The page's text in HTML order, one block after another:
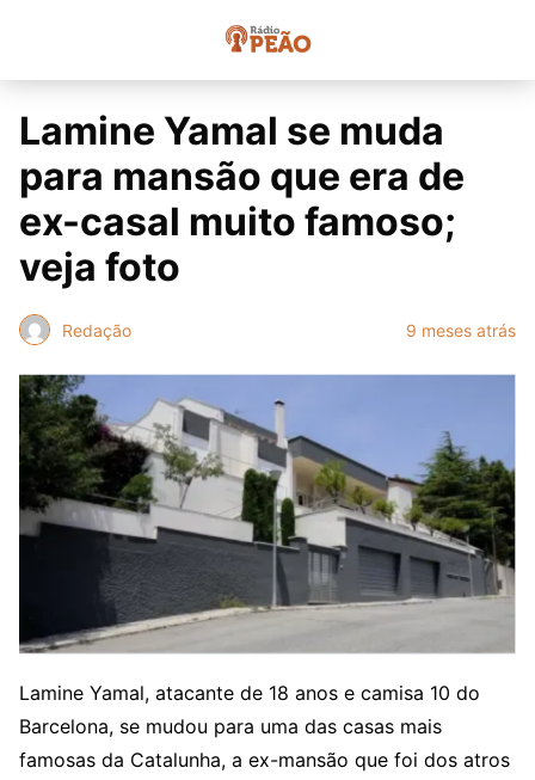
Lamine Yamal se muda
para mansão que era de
ex-casal muito famoso;
veja foto
Redação 9 meses atrás
Lamine Yamal, atacante de 18 anos e camisa 10 do
Barcelona, se mudou para uma das casas mais
famosas da Catalunha, a ex-mansão que foi dos atros